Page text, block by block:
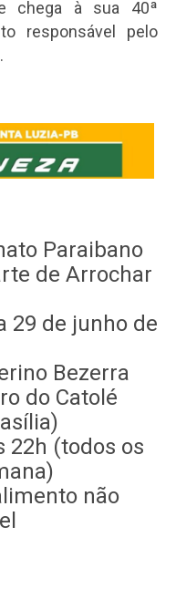
chega à sua 40ª
responsável pelo
Paraibano
de Arrochar
29 de junho de
Bezerra
do Catolé
22h (todos os
não